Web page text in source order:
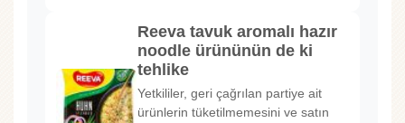
Reeva tavuk aromalı hazır
noodle ürününün de ki
tehlike
Yetkililer, geri çağrılan partiye ait
ürünlerin tüketilmemesini ve satın